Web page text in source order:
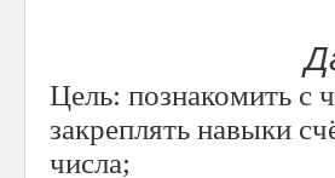
Цель: познакомить с
закреплять навыки
числа;